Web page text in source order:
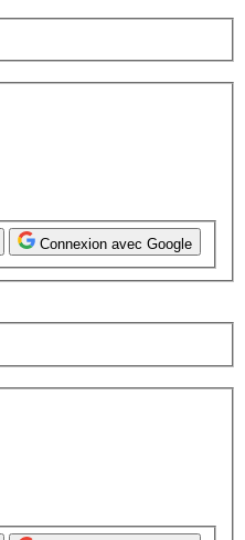
Connexion avec Google